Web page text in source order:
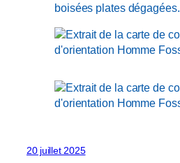
boisées plates dégagées.
20 juillet 2025